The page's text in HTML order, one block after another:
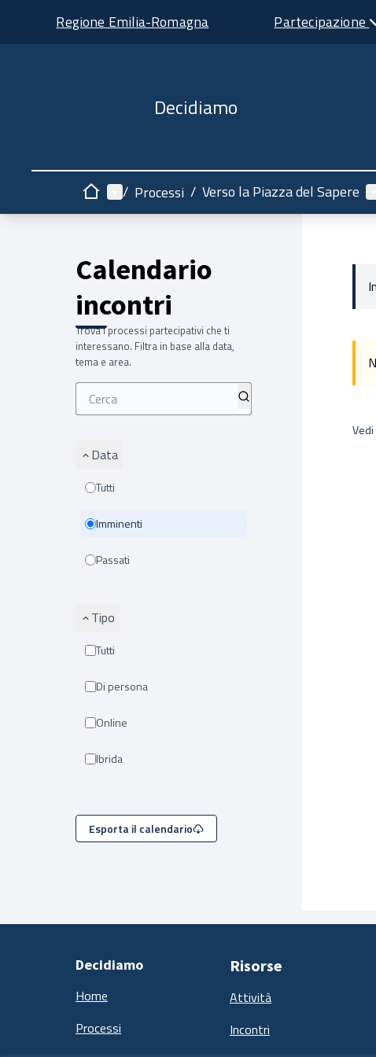
Regione Emilia-Romagna Partecipazione
Decidiamo
HomeMenù principale
/ Processi / Verso la Piazza del Sapere
Calendario
incontri
Trova i processi partecipativi che ti
interessano. Filtra in base alla data,
tema e area.
Data
Tutti
Imminenti
Passati
Tipo
Tutti
Di persona
Online
Ibrida
Esporta il calendario
Decidiamo
Home
Processi
Risorse
Attività
Incontri